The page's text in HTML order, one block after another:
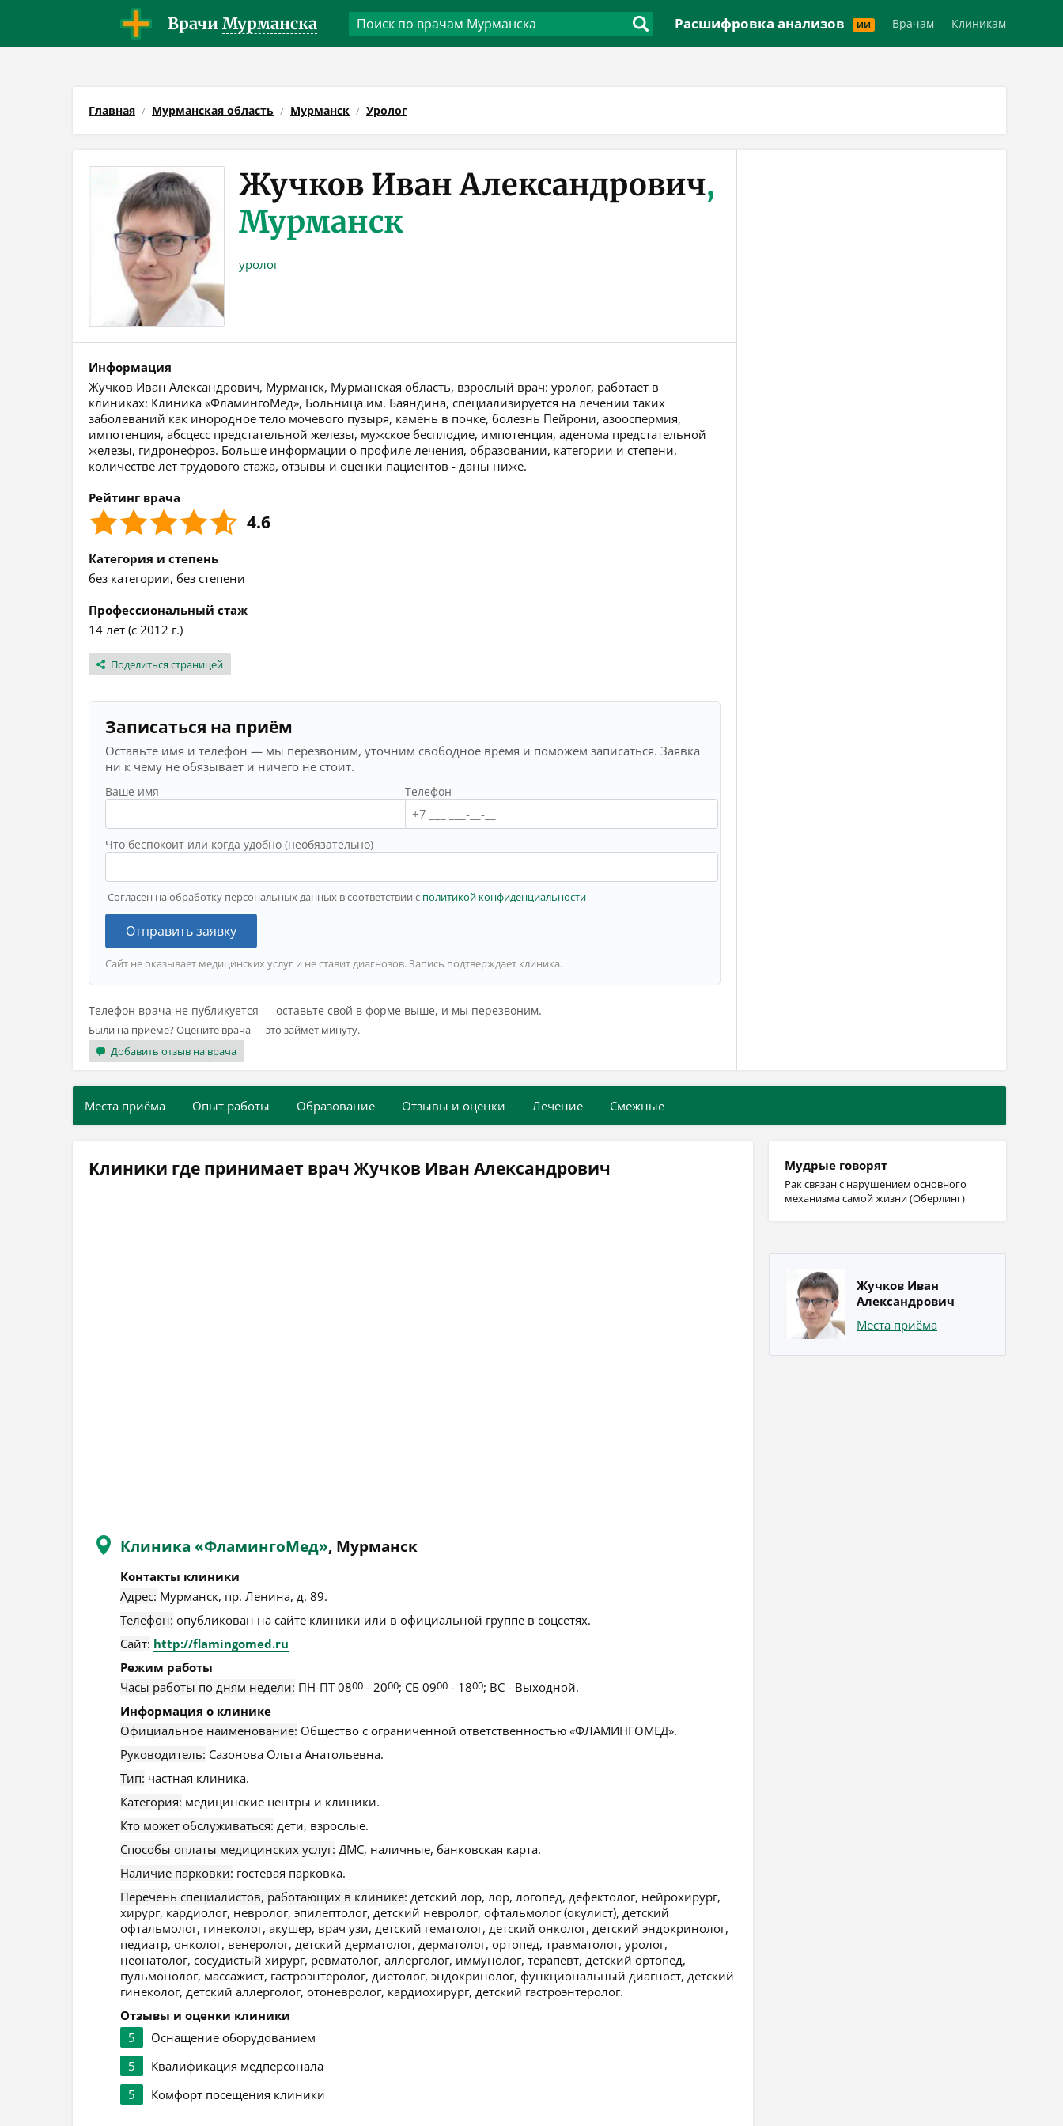
Врачи Мурманска Расшифровка анализов ИИ Врачам Клиникам
Главная Мурманская область Мурманск Уролог
Жучков Иван Александрович,
Мурманск
уролог
Информация
Жучков Иван Александрович, Мурманск, Мурманская область, взрослый врач: уролог, работает в
клиниках: Клиника «ФламингоМед», Больница им. Баяндина, специализируется на лечении таких
заболеваний как инородное тело мочевого пузыря, камень в почке, болезнь Пейрони, азооспермия,
импотенция, абсцесс предстательной железы, мужское бесплодие, импотенция, аденома предстательной
железы, гидронефроз. Больше информации о профиле лечения, образовании, категории и степени,
количестве лет трудового стажа, отзывы и оценки пациентов - даны ниже.
Рейтинг врача
4.6
Категория и степень
без категории, без степени
Профессиональный стаж
14 лет (с 2012 г.)
Поделиться страницей
Записаться на приём
Оставьте имя и телефон — мы перезвоним, уточним свободное время и поможем записаться. Заявка
ни к чему не обязывает и ничего не стоит.
Ваше имя Телефон
Что беспокоит или когда удобно (необязательно)
Согласен на обработку персональных данных в соответствии с политикой конфиденциальности
Отправить заявку
Сайт не оказывает медицинских услуг и не ставит диагнозов. Запись подтверждает клиника.
Телефон врача не публикуется — оставьте свой в форме выше, и мы перезвоним.
Были на приёме? Оцените врача — это займёт минуту.
Добавить отзыв на врача
Места приёма Опыт работы Образование Отзывы и оценки Лечение Смежные
Клиники где принимает врач Жучков Иван Александрович
Клиника «ФламингоМед», Мурманск
Контакты клиники
Адрес: Мурманск, пр. Ленина, д. 89.
Телефон: опубликован на сайте клиники или в официальной группе в соцсетях.
Сайт: http://flamingomed.ru
Режим работы
Часы работы по дням недели: ПН-ПТ 0800 - 2000; СБ 0900 - 1800; ВС - Выходной.
Информация о клинике
Официальное наименование: Общество с ограниченной ответственностью «ФЛАМИНГОМЕД».
Руководитель: Сазонова Ольга Анатольевна.
Тип: частная клиника.
Категория: медицинские центры и клиники.
Кто может обслуживаться: дети, взрослые.
Способы оплаты медицинских услуг: ДМС, наличные, банковская карта.
Наличие парковки: гостевая парковка.
Перечень специалистов, работающих в клинике: детский лор, лор, логопед, дефектолог, нейрохирург,
хирург, кардиолог, невролог, эпилептолог, детский невролог, офтальмолог (окулист), детский
офтальмолог, гинеколог, акушер, врач узи, детский гематолог, детский онколог, детский эндокринолог,
педиатр, онколог, венеролог, детский дерматолог, дерматолог, ортопед, травматолог, уролог,
неонатолог, сосудистый хирург, ревматолог, аллерголог, иммунолог, терапевт, детский ортопед,
пульмонолог, массажист, гастроэнтеролог, диетолог, эндокринолог, функциональный диагност, детский
гинеколог, детский аллерголог, отоневролог, кардиохирург, детский гастроэнтеролог.
Отзывы и оценки клиники
5
Оснащение оборудованием
5
Квалификация медперсонала
5
Комфорт посещения клиники
Мудрые говорят
Рак связан с нарушением основного
механизма самой жизни (Оберлинг)
Жучков Иван
Александрович
Места приёма